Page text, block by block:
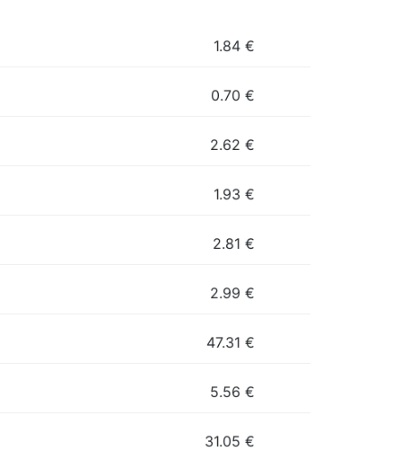
1.84 €
0.70 €
2.62 €
1.93 €
2.81 €
2.99 €
47.31 €
5.56 €
31.05 €